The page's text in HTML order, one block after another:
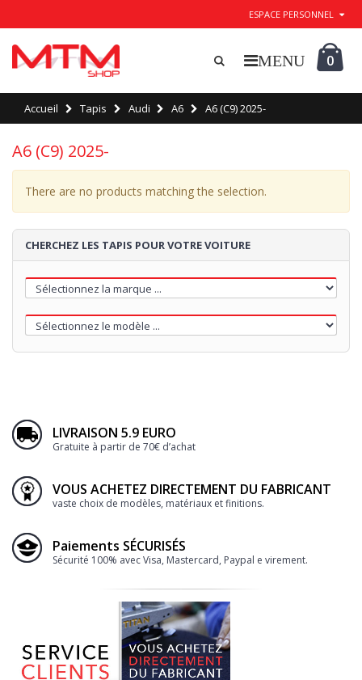
ESPACE PERSONNEL
0
Accueil Tapis Audi A6 A6 (C9) 2025-
A6 (C9) 2025-
There are no products matching the selection.
CHERCHEZ LES TAPIS POUR VOTRE VOITURE
LIVRAISON 5.9 EURO
Gratuite à partir de 70€ d’achat
VOUS ACHETEZ DIRECTEMENT DU FABRICANT
vaste choix de modèles, matériaux et finitions.
Paiements SÉCURISÉS
Sécurité 100% avec Visa, Mastercard, Paypal e virement.